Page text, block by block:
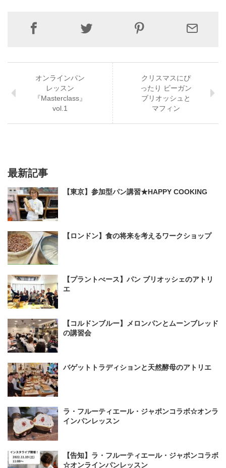
オンラインパン
レッスン
『Masterclass』
vol.1
クリスマスにぴ
ったり ビーガン
ブリオッシュと
マフィン
最新記事
【東京】参加型パン講習★HAPPY COOKING
【ロンドン】食の将来を考えるワークショップ
【プラントべース】パン ブリオッシェのアトリ
エ
【コルドンブルー】メロンパンとムーンブレッド
の講習会
バゲットトラディションと天然酵母のアトリエ
ラ・フルーティエール・ジャポンコラボ☆オンラ
インパンレッスン
【告知】ラ・フルーティエール・ジャポンコラボ
☆オンラインパンレッスン